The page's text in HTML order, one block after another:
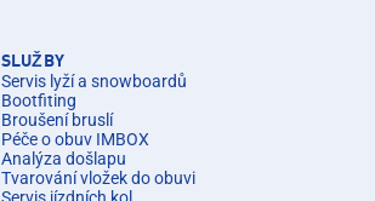
SLUŽBY
Servis lyží a snowboardů
Bootfiting
Broušení bruslí
Péče o obuv IMBOX
Analýza došlapu
Tvarování vložek do obuvi